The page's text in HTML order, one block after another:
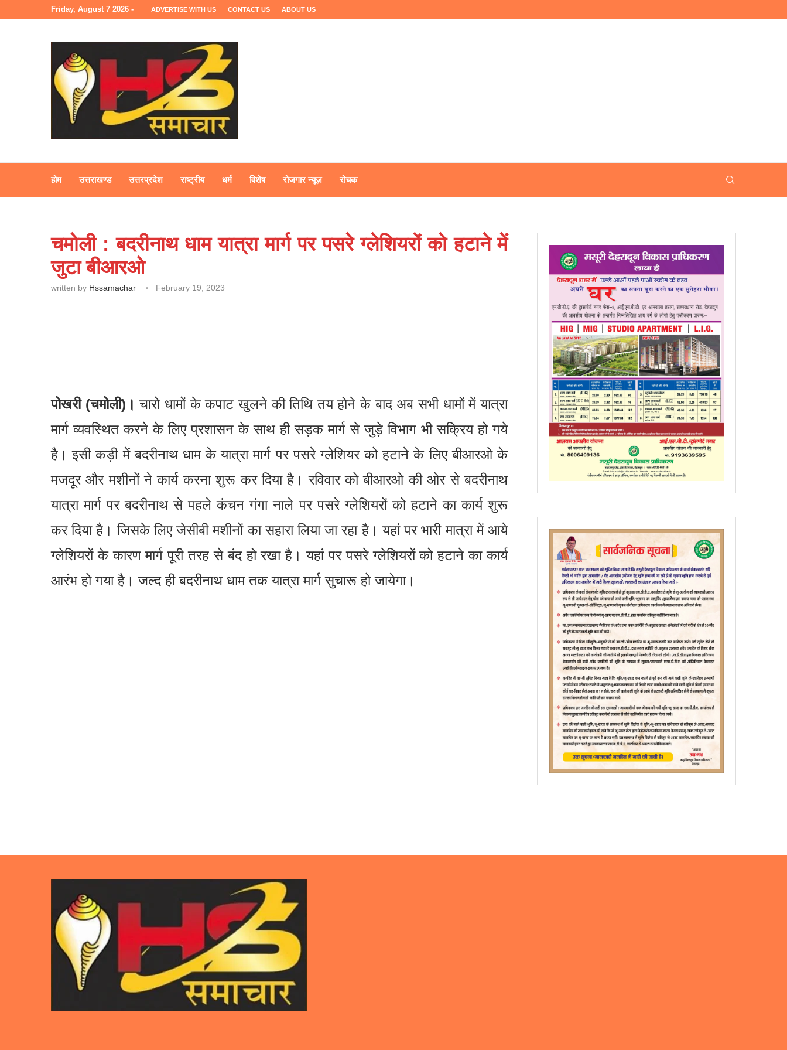
Friday, August 7 2026 - ADVERTISE WITH US CONTACT US ABOUT US
होम उत्तराखण्ड उत्तरप्रदेश राष्ट्रीय धर्म विशेष रोजगार न्यूज़ रोचक
चमोली : बदरीनाथ धाम यात्रा मार्ग पर पसरे ग्लेशियरों को हटाने में
जुटा बीआरओ
written by Hssamachar February 19, 2023
पोखरी (चमोली)। चारो धामों के कपाट खुलने की तिथि तय होने के बाद अब सभी धामों में यात्रा
मार्ग व्यवस्थित करने के लिए प्रशासन के साथ ही सड़क मार्ग से जुड़े विभाग भी सक्रिय हो गये
है। इसी कड़ी में बदरीनाथ धाम के यात्रा मार्ग पर पसरे ग्लेशियर को हटाने के लिए बीआरओ के
मजदूर और मशीनों ने कार्य करना शुरू कर दिया है। रविवार को बीआरओ की ओर से बदरीनाथ
यात्रा मार्ग पर बदरीनाथ से पहले कंचन गंगा नाले पर पसरे ग्लेशियरों को हटाने का कार्य शुरू
कर दिया है। जिसके लिए जेसीबी मशीनों का सहारा लिया जा रहा है। यहां पर भारी मात्रा में आये
ग्लेशियरों के कारण मार्ग पूरी तरह से बंद हो रखा है। यहां पर पसरे ग्लेशियरों को हटाने का कार्य
आरंभ हो गया है। जल्द ही बदरीनाथ धाम तक यात्रा मार्ग सुचारू हो जायेगा।